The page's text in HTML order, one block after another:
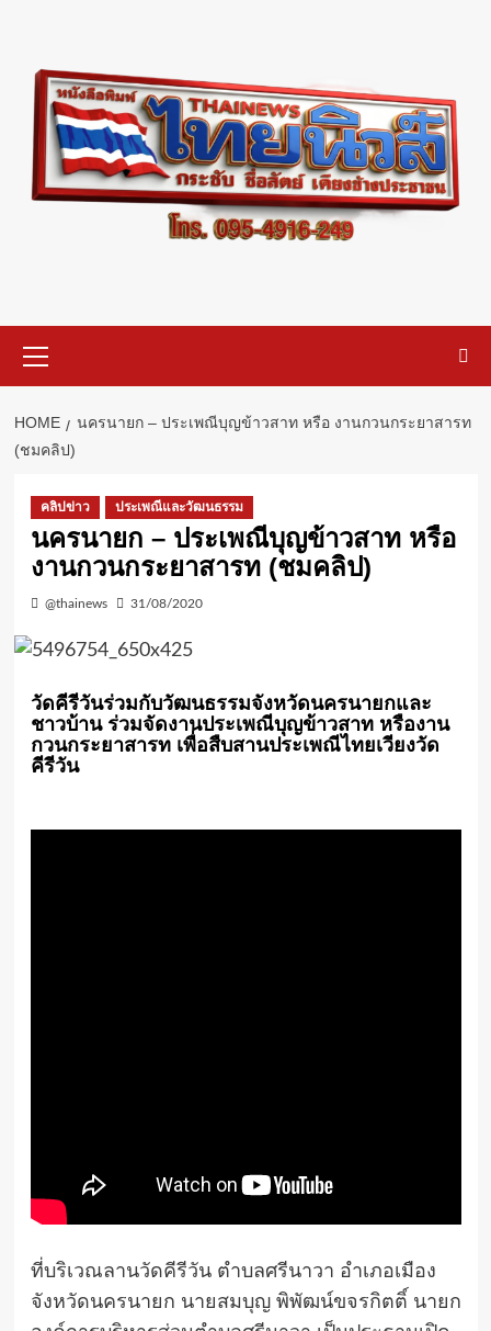
content
Menu
HOME
นครนายก – ประเพณีบุญข้าวสาท หรือ งานกวนกระยาสารท
(ชมคลิป)
คลิปข่าว ประเพณีและวัฒนธรรม
นครนายก – ประเพณีบุญข้าวสาท หรือ
งานกวนกระยาสารท (ชมคลิป)
@thainews 31/08/2020
วัดคีรีวันร่วมกับวัฒนธรรมจังหวัดนครนายกและ
ชาวบ้าน ร่วมจัดงานประเพณีบุญข้าวสาท หรืองาน
กวนกระยาสารท เพื่อสืบสานประเพณีไทยเวียงวัด
คีรีวัน
ที่บริเวณลานวัดคีรีวัน ตำบลศรีนาวา อำเภอเมือง
จังหวัดนครนายก นายสมบุญ พิพัฒน์ขจรกิตติ์ นายก